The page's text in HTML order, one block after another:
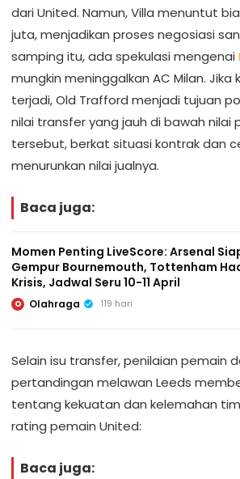
dari United. Namun, Villa menuntut
juta, menjadikan proses negosiasi
samping itu, ada spekulasi mengenai
mungkin meninggalkan AC Milan. Jika
terjadi, Old Trafford menjadi tujuan
nilai transfer yang jauh di bawah nilai
tersebut, berkat situasi kontrak dan
menurunkan nilai jualnya.
Baca juga:
Momen Penting LiveScore: Arsenal
Gempur Bournemouth, Tottenham
Krisis, Jadwal Seru 10-11 April
O Olahraga 119 hari
Selain isu transfer, penilaian pemain
pertandingan melawan Leeds
tentang kekuatan dan kelemahan
rating pemain United:
Baca juga: